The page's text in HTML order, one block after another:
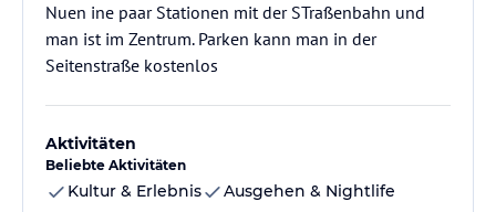
Nuen ine paar Stationen mit der STraßenbahn und
man ist im Zentrum. Parken kann man in der
Seitenstraße kostenlos
Aktivitäten
Beliebte Aktivitäten
Kultur & Erlebnis Ausgehen & Nightlife